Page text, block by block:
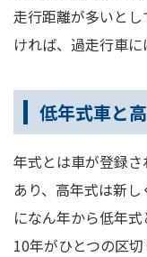
走行距離が多いと
ければ、過走行車に
低年式車と
年式とは車が登録
あり、高年式は新
になん年から低年
10年がひとつの区切